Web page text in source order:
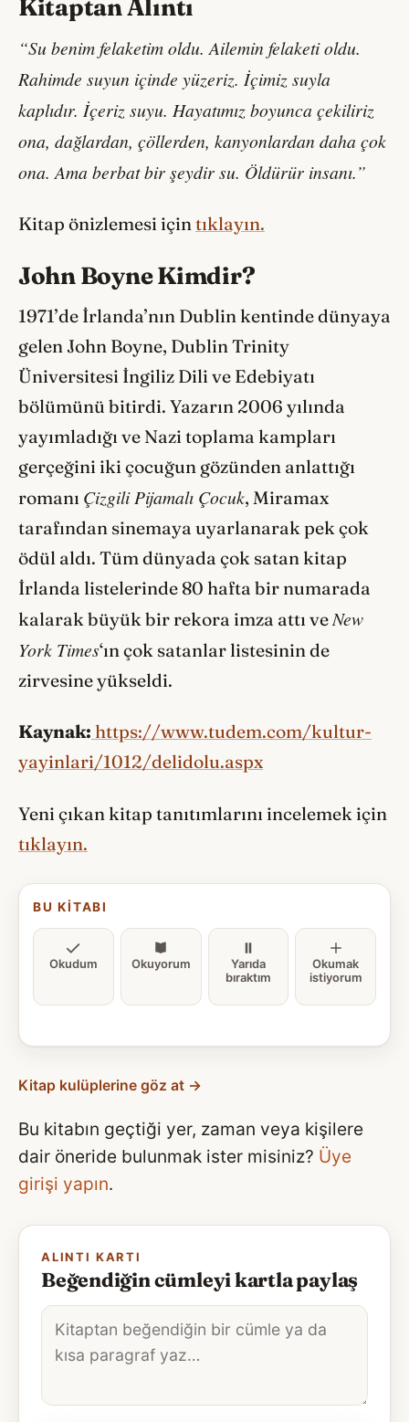
Kitaptan Alıntı
“Su benim felaketim oldu. Ailemin felaketi oldu.
Rahimde suyun içinde yüzeriz. İçimiz suyla
kaplıdır. İçeriz suyu. Hayatımız boyunca çekiliriz
ona, dağlardan, çöllerden, kanyonlardan daha çok
ona. Ama berbat bir şeydir su. Öldürür insanı.”
Kitap önizlemesi içintıklayın.
John Boyne Kimdir?
1971’de İrlanda’nın Dublin kentinde dünyaya
gelen John Boyne, Dublin Trinity
Üniversitesi İngiliz Dili ve Edebiyatı
bölümünü bitirdi. Yazarın 2006 yılında
yayımladığı ve Nazi toplama kampları
gerçeğini iki çocuğun gözünden anlattığı
romanı Çizgili Pijamalı Çocuk, Miramax
tarafından sinemaya uyarlanarak pek çok
ödül aldı. Tüm dünyada çok satan kitap
İrlanda listelerinde 80 hafta bir numarada
kalarak büyük bir rekora imza attı ve New
York Times‘ın çok satanlar listesinin de
zirvesine yükseldi.
Kaynak: https://www.tudem.com/kultur-
yayinlari/1012/delidolu.aspx
Yeni çıkan kitap tanıtımlarını incelemek için
tıklayın.
BU KITABI
Okudum Okuyorum
Yarıda
bıraktım
Okumak
istiyorum
Kitap kulüplerine göz at →
Bu kitabın geçtiği yer, zaman veya kişilere
dair öneride bulunmak ister misiniz? Üye
girişi yapın.
ALINTI KARTI
Beğendiğin cümleyi kartla paylaş
Alıntı
metni